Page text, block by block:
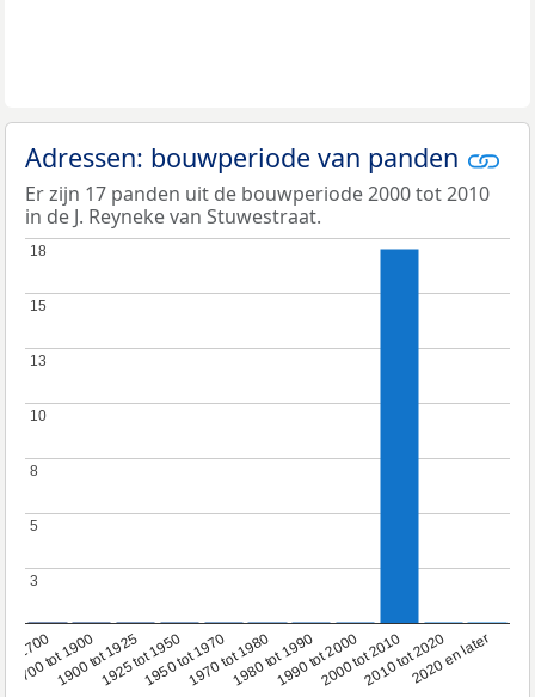
Adressen: bouwperiode van panden
Er zijn 17 panden uit de bouwperiode 2000 tot 2010
in de J. Reyneke van Stuwestraat.
1700
1700 tot 1900
1900 tot 19251925 tot 19501950 tot 19701970 tot 19801980 tot 19901990 tot 20002000 tot 20102010 tot 20202020 en later
3
3
5
5
8
8
10
10
13
13
15
15
18
18